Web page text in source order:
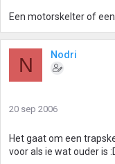
Een motorskelter of
N Nodri
20 sep 2006
Het gaat om een
voor als ie wat ouder is